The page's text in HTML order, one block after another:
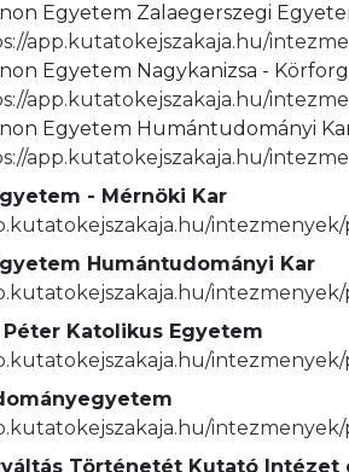
Egyetem Zalaegerszegi
app.kutatokejszakaja.hu/
Egyetem Nagykanizsa -
app.kutatokejszakaja.hu/
Egyetem Humántudományi
app.kutatokejszakaja.hu/
- Mérnöki Kar
Humántudományi Kar
Péter Katolikus Egyetem
Történetét Kutató Intézet